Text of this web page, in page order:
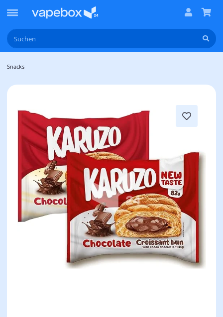
Snacks